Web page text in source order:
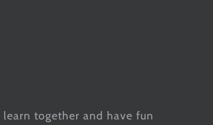
learn together and have fun